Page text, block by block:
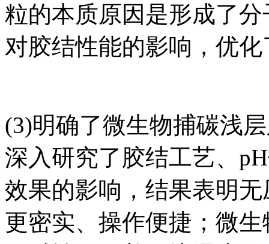
粒的本质原因是形成了
对胶结性能的影响，优
(3)明确了微生物捕碳浅
深入研究了胶结工艺、
效果的影响，结果表明
更密实、操作便捷；微